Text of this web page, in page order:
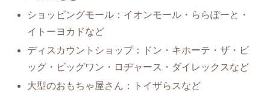
ショッピングモール：イオンモール・ららぽーと・
イトーヨカドなど
ディスカウントショップ：ドン・キホーテ・ザ・ビ
ッグ・ビッグワン・ロヂャース・ダイレックスなど
大型のおもちゃ屋さん：トイザらスなど